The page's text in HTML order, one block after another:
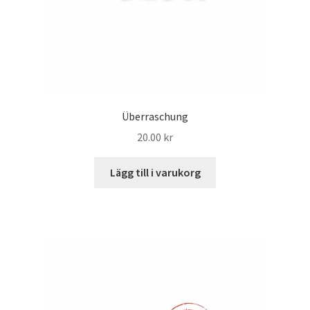
Überraschung
20.00 kr
Lägg till i varukorg